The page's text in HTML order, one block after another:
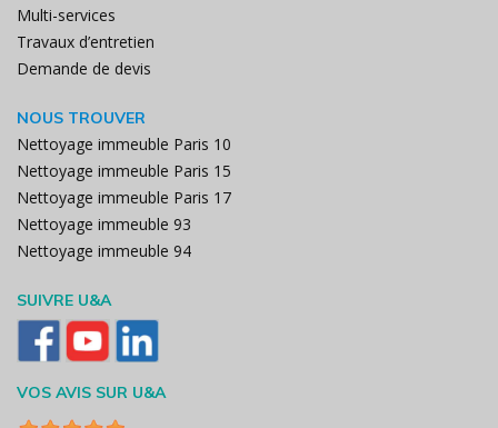
Multi-services
Travaux d’entretien
Demande de devis
NOUS TROUVER
Nettoyage immeuble Paris 10
Nettoyage immeuble Paris 15
Nettoyage immeuble Paris 17
Nettoyage immeuble 93
Nettoyage immeuble 94
SUIVRE U&A
VOS AVIS SUR U&A